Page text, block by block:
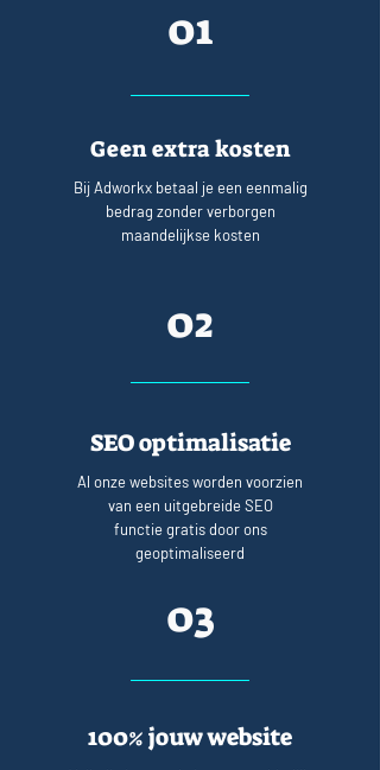
01
Geen extra kosten
Bij Adworkx betaal je een eenmalig
bedrag zonder verborgen
maandelijkse kosten
02
SEO optimalisatie
Al onze websites worden voorzien
van een uitgebreide SEO
functie gratis door ons
geoptimaliseerd
03
100% jouw website